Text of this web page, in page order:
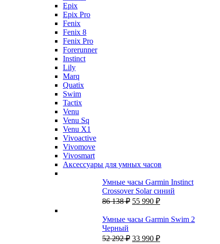
Epix
Epix Pro
Fenix
Fenix 8
Fenix Pro
Forerunner
Instinct
Lily
Marq
Quatix
Swim
Tactix
Venu
Venu Sq
Venu X1
Vivoactive
Vivomove
Vivosmart
Аксессуары для умных часов
Умные часы Garmin Instinct
Crossover Solar синий
86 138₽ Первоначальная
составляла
86
138 ₽.
55 990 ₽Текущая
55
Умные часы Garmin Swim 2
Черный
52 292₽ Первоначальная
33 990 ₽Текущая